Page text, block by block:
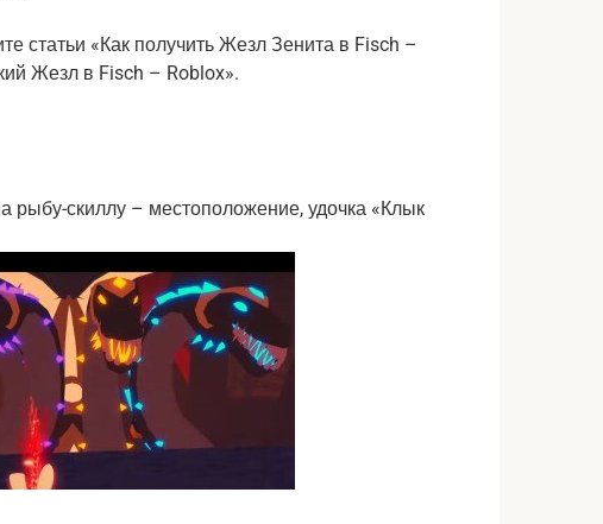
статьи «Как получить Жезл Зенита в Fisch –
Жезл в Fisch – Roblox».
рыбу-скиллу – местоположение, удочка «Клык